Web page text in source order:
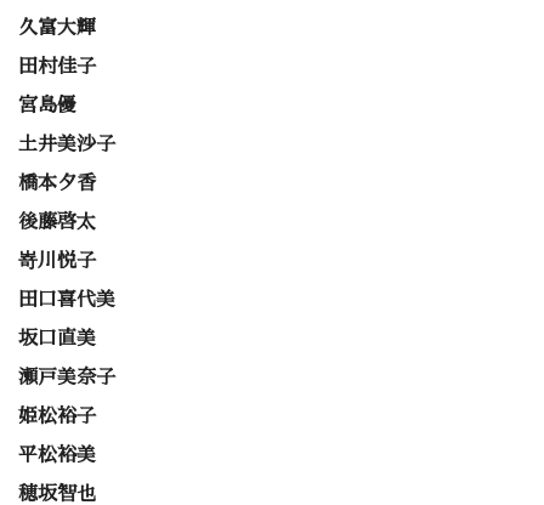
久富大輝
田村佳子
宮島優
土井美沙子
橋本夕香
後藤啓太
嵜川悦子
田口喜代美
坂口直美
瀬戸美奈子
姫松裕子
平松裕美
穂坂智也